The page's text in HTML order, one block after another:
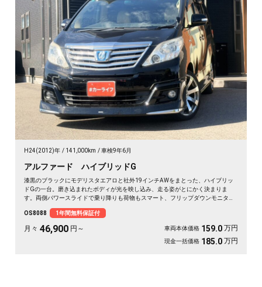
H24(2012)年 141,000km 車検9年6月
アルファード ハイブリッドG
漆黒のブラックにモデリスタエアロと社外19インチAWをまとった、ハイブリッ
ドGの一台。磨き込まれたボディが光を映し込み、走る姿がとにかく決まりま
す。両側パワースライドで乗り降りも荷物もスマート、フリップダウンモニター
しっかり安心です。仲間との遠出も、日々の送迎も、この存在感なら気分が上が
る🚗✨💎💺😎《1年保証付》
OS8088 1年間無料保証付
月々 46,900 円～ 車両本体価格 159.0 万円
現金一括価格 185.0 万円